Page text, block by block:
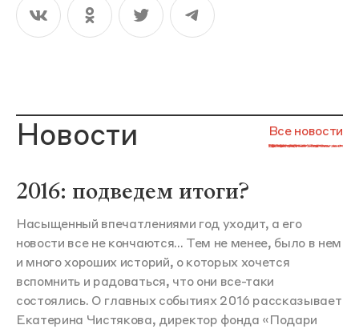
Новости Все новости
2016: подведем итоги?
Насыщенный впечатлениями год уходит, а его
новости все не кончаются... Тем не менее, было в нем
и много хороших историй, о которых хочется
вспомнить и радоваться, что они все-таки
состоялись. О главных событиях 2016 рассказывает
Екатерина Чистякова, директор фонда «Подари